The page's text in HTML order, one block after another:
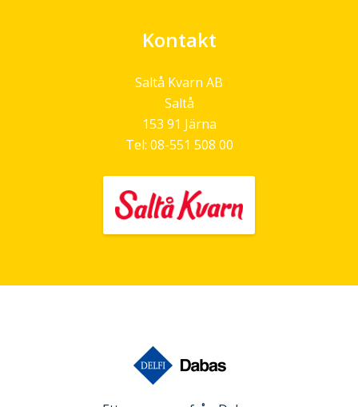
Kontakt
Saltå Kvarn AB
Saltå
153 91 Järna
Tel: 08-551 508 00